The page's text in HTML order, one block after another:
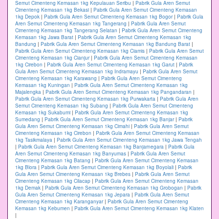
Semut Cimenteng Kemasan 1kg Kepulauan Seribu | Pabrik Gula Aren Semut
Cimenteng Kemasan 1kg Bekasi | Pabrik Gula Aren Semut Cimenteng Kemasan
1kg Depok | Pabrik Gula Aren Semut Cimenteng Kemasan 1kg Bogor| Pabrik Gula
Aren Semut Cimenteng Kemasan 1kg Tangerang | Pabrik Gula Aren Semut
Cimenteng Kemasan 1kg Tangerang Selatan | Pabrik Gula Aren Semut Cimenteng
Kemasan 1kg Jawa Barat | Pabrik Gula Aren Semut Cimenteng Kemasan 1kg
Bandung | Pabrik Gula Aren Semut Cimenteng Kemasan 1kg Bandung Barat |
Pabrik Gula Aren Semut Cimenteng Kemasan 1kg Ciamis | Pabrik Gula Aren Semut
Cimenteng Kemasan 1kg Cianjur| Pabrik Gula Aren Semut Cimenteng Kemasan
1kg Cirebon | Pabrik Gula Aren Semut Cimenteng Kemasan 1kg Garut | Pabrik
Gula Aren Semut Cimenteng Kemasan 1kg Indramayu | Pabrik Gula Aren Semut
Cimenteng Kemasan 1kg Karawang | Pabrik Gula Aren Semut Cimenteng
Kemasan 1kg Kuningan | Pabrik Gula Aren Semut Cimenteng Kemasan 1kg
Majalengka | Pabrik Gula Aren Semut Cimenteng Kemasan 1kg Pangandaran |
Pabrik Gula Aren Semut Cimenteng Kemasan 1kg Purwakarta | Pabrik Gula Aren
Semut Cimenteng Kemasan 1kg Subang | Pabrik Gula Aren Semut Cimenteng
Kemasan 1kg Sukabumi | Pabrik Gula Aren Semut Cimenteng Kemasan 1kg
Sumedang | Pabrik Gula Aren Semut Cimenteng Kemasan 1kg Banjar| Pabrik
Gula Aren Semut Cimenteng Kemasan 1kg Cimahi | Pabrik Gula Aren Semut
Cimenteng Kemasan 1kg Cirebon | Pabrik Gula Aren Semut Cimenteng Kemasan
1kg Tasikmalaya | Pabrik Gula Aren Semut Cimenteng Kemasan 1kg Jawa Tengah
| Pabrik Gula Aren Semut Cimenteng Kemasan 1kg Banjarnegara | Pabrik Gula
Aren Semut Cimenteng Kemasan 1kg Banyumas | Pabrik Gula Aren Semut
Cimenteng Kemasan 1kg Batang | Pabrik Gula Aren Semut Cimenteng Kemasan
1kg Blora | Pabrik Gula Aren Semut Cimenteng Kemasan 1kg Boyolali | Pabrik
Gula Aren Semut Cimenteng Kemasan 1kg Brebes | Pabrik Gula Aren Semut
Cimenteng Kemasan 1kg Cilacap | Pabrik Gula Aren Semut Cimenteng Kemasan
1kg Demak | Pabrik Gula Aren Semut Cimenteng Kemasan 1kg Grobogan | Pabrik
Gula Aren Semut Cimenteng Kemasan 1kg Jepara | Pabrik Gula Aren Semut
Cimenteng Kemasan 1kg Karanganyar| Pabrik Gula Aren Semut Cimenteng
Kemasan 1kg Kebumen | Pabrik Gula Aren Semut Cimenteng Kemasan 1kg Klaten
|